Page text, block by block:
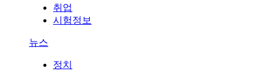
취업
시험정보
뉴스
정치